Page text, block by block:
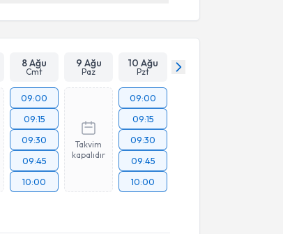
8 Ağu
Cmt
9 Ağu
Paz
10 Ağu
Pzt
09:00
09:15
09:30
09:45
10:00
Takvim
kapalıdır
09:00
09:15
09:30
09:45
10:00